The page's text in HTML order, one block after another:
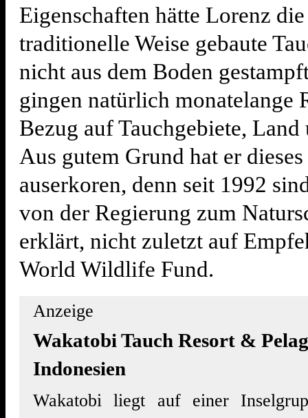
Eigenschaften hätte Lorenz
traditionelle Weise gebaute
nicht aus dem Boden
gingen natürlich monatelange
Bezug auf Tauchgebiete, Land
Aus gutem Grund hat er
auserkoren, denn seit 1992
von der Regierung zum
erklärt, nicht zuletzt auf
World Wildlife Fund.
Anzeige
Wakatobi Tauch Resort &
Indonesien
Wakatobi liegt auf einer